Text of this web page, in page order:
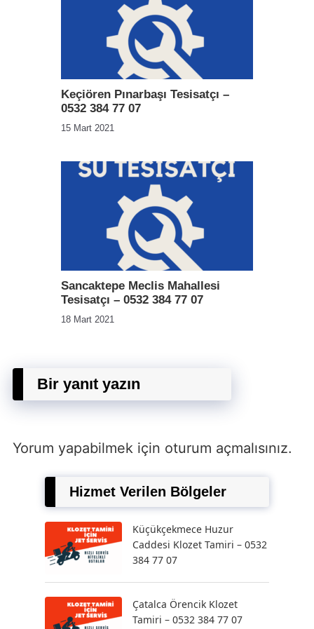
Keçiören Pınarbaşı Tesisatçı –
0532 384 77 07
15 Mart 2021
Sancaktepe Meclis Mahallesi
Tesisatçı – 0532 384 77 07
18 Mart 2021
Bir yanıt yazın
Yorum yapabilmek için oturum açmalısınız.
Hizmet Verilen Bölgeler
Küçükçekmece Huzur
Caddesi Klozet Tamiri – 0532
384 77 07
Çatalca Örencik Klozet
Tamiri – 0532 384 77 07